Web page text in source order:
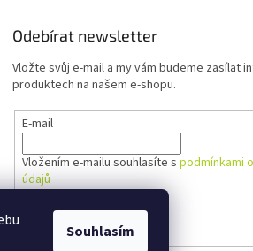
Souhlasím
Odebírat newsletter
Vložte svůj e-mail a my vám budeme zasílat
produktech na našem e-shopu.
E-mail
Vložením e-mailu souhlasíte spodmínkami
údajů